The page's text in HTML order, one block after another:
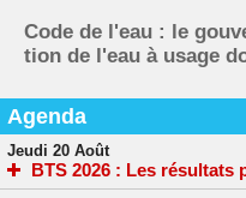
Code de l'eau : le
tion de l'eau à usage
Agenda
Jeudi 20 Août
BTS 2026 : Les résultats